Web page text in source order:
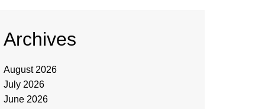
Archives
August 2026
July 2026
June 2026